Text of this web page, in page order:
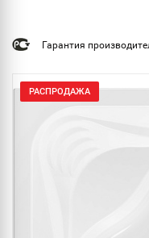
Гарантия
РАСПРОДАЖА